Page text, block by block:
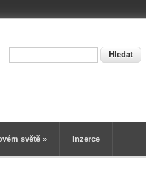
světě » Inzerce